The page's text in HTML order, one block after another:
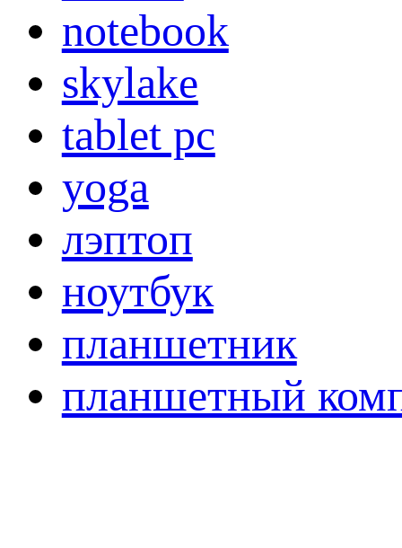
notebook
skylake
tablet pc
yoga
лэптоп
ноутбук
планшетник
планшетный